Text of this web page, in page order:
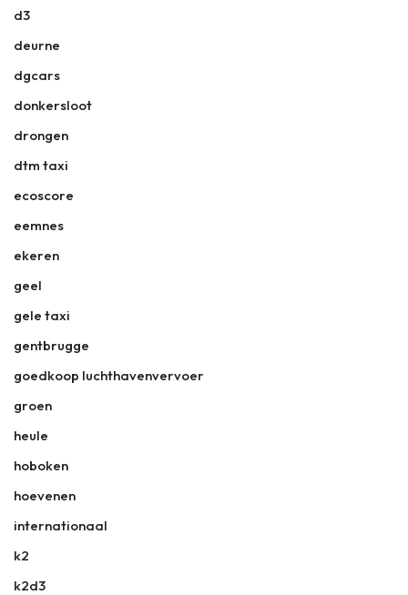
d3
deurne
dgcars
donkersloot
drongen
dtm taxi
ecoscore
eemnes
ekeren
geel
gele taxi
gentbrugge
goedkoop luchthavenvervoer
groen
heule
hoboken
hoevenen
internationaal
k2
k2d3